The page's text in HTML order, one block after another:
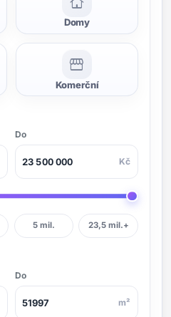
Domy
storefront
Komerční
Do
Kč
5 mil. 23,5 mil.+
Do
m²